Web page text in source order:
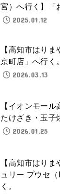
宮）へ行く】「
2025.01.12
【高知市はり
京町店」へ行く。
2026.03.13
【イオンモー
たけざき・玉子
2026.01.25
【高知市はり
ュリー プウセ
く。